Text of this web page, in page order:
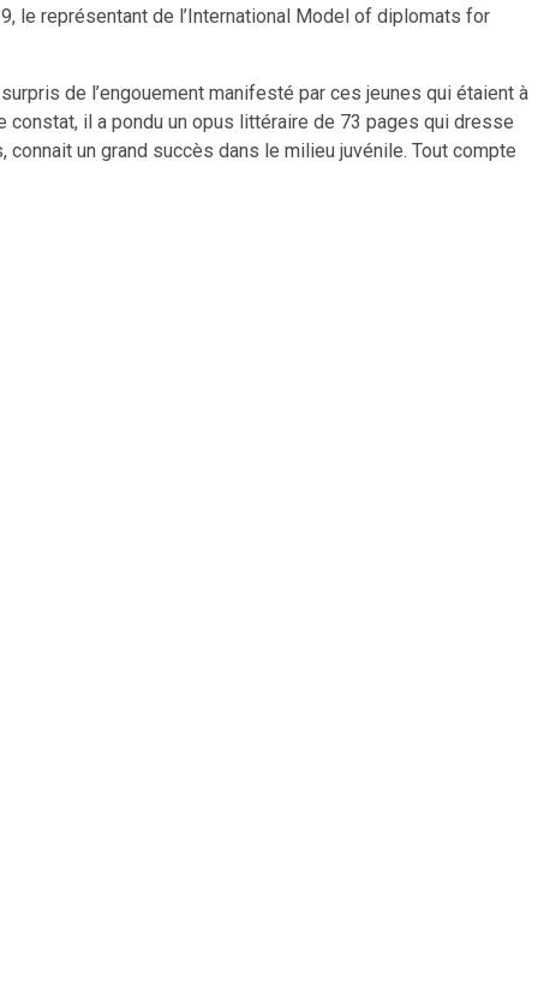
le représentant de l’International Model of diplomats for
de l’engouement manifesté par ces jeunes qui étaient à
il a pondu un opus littéraire de 73 pages qui dresse
un grand succès dans le milieu juvénile. Tout compte